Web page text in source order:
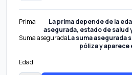
Prima
La prima depende de la
asegurada, estado de
Suma aseguradaLa suma asegurada
póliza y aparece
Edad